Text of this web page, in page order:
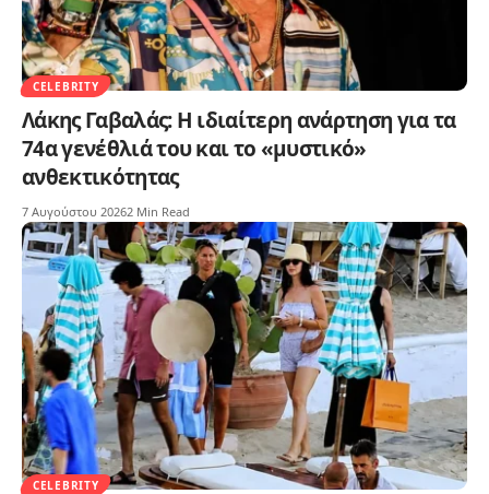
CELEBRITY
Λάκης Γαβαλάς: Η ιδιαίτερη ανάρτηση για τα
74α γενέθλιά του και το «μυστικό»
ανθεκτικότητας
7 Αυγούστου 20262 Min Read
CELEBRITY